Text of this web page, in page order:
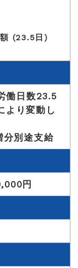
(23.5日)
働日数23.5
より変動し
分別途支給
円